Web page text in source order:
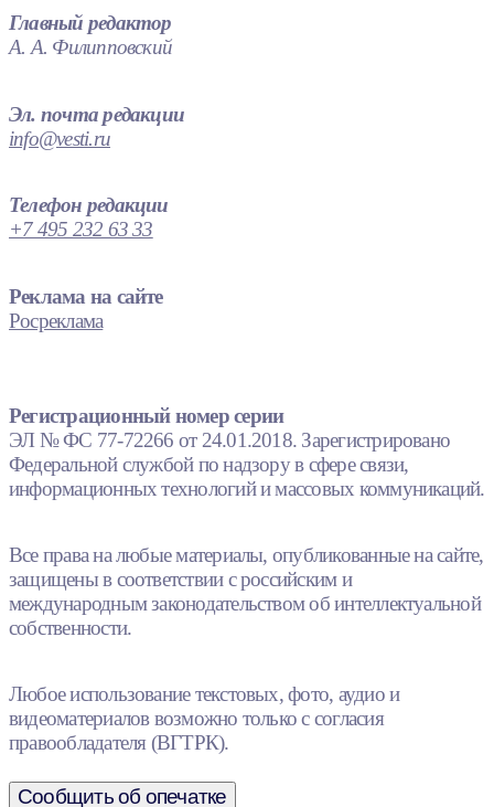
Главный редактор
А. А. Филипповский
Эл. почта редакции
info@vesti.ru
Телефон редакции
+7 495 232 63 33
Реклама на сайте
Росреклама
Регистрационный номер серии
ЭЛ № ФС 77-72266 от 24.01.2018. Зарегистрировано
Федеральной службой по надзору в сфере связи,
информационных технологий и массовых коммуникаций.
Все права на любые материалы, опубликованные на сайте,
защищены в соответствии с российским и
международным законодательством об интеллектуальной
собственности.
Любое использование текстовых, фото, аудио и
видеоматериалов возможно только с согласия
правообладателя (ВГТРК).
Сообщить об опечатке